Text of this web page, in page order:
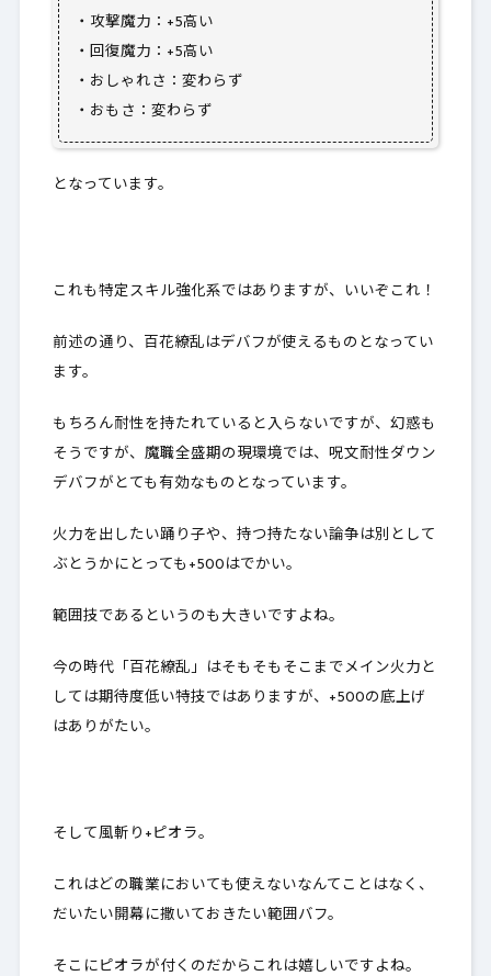
・攻撃魔力：+5高い
・回復魔力：+5高い
・おしゃれさ：変わらず
・おもさ：変わらず
となっています。
これも特定スキル強化系ではありますが、いいぞこれ！
前述の通り、百花繚乱はデバフが使えるものとなってい
ます。
もちろん耐性を持たれていると入らないですが、幻惑も
そうですが、魔職全盛期の現環境では、呪文耐性ダウン
デバフがとても有効なものとなっています。
火力を出したい踊り子や、持つ持たない論争は別として
ぶとうかにとっても+500はでかい。
範囲技であるというのも大きいですよね。
今の時代「百花繚乱」はそもそもそこまでメイン火力と
しては期待度低い特技ではありますが、+500の底上げ
はありがたい。
そして風斬り+ピオラ。
これはどの職業においても使えないなんてことはなく、
だいたい開幕に撒いておきたい範囲バフ。
そこにピオラが付くのだからこれは嬉しいですよね。